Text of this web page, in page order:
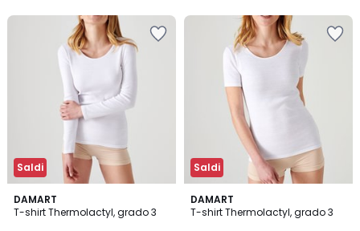
Saldi
DAMART
T-shirt Thermolactyl, grado 3
4,8
/ 5
3
Colori
Saldi
DAMART
T-shirt Thermolactyl, grado 3
4,6
/ 5
2
Colori